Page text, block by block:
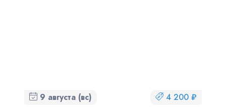
9 августа (вс) 4 200 ₽